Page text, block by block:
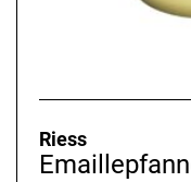
Riess